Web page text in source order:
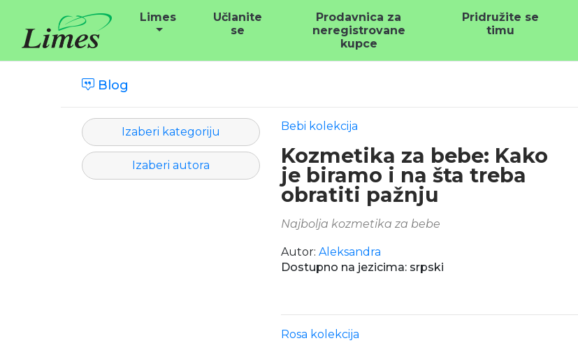
Limes
Učlanite
se
Prodavnica za
neregistrovane
kupce
Pridružite se
timu
Blog
Izaberi kategoriju
Izaberi autora
Bebi kolekcija
Kozmetika za bebe: Kako
je biramo i na šta treba
obratiti pažnju
Najbolja kozmetika za bebe
Autor: Aleksandra
Dostupno na jezicima: srpski
Rosa kolekcija